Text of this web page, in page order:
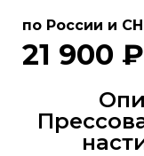
по России и
21 900 ₽